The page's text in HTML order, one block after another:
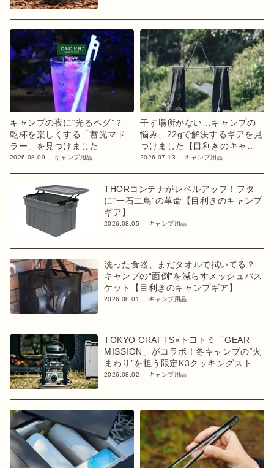
キャンプの夜に“光るペグ”？
乾杯を楽しくする「蓄光マド
ラー」を見つけました
2026.08.09 キャンプ用品
干す場所がない…キャンプの
悩み、22gで解決するギアを見
つけました【目利きのキャン
プギア】
2026.07.13 キャンプ用品
THORコンテナがレベルアップ！フタ
に“一石二鳥”の革命【目利きのキャンプ
ギア】
2026.08.05 キャンプ用品
洗った食器、まだタオルで拭いてる？
キャンプの“面倒”を減らすメッシュバス
ケット【目利きのキャンプギア】
2026.08.01 キャンプ用品
TOKYO CRAFTS×トヨトミ「GEAR
MISSION」がコラボ！冬キャンプの“火
まわり”を担う限定K3クッキングストー
ブが登場
2026.08.02 キャンプ用品